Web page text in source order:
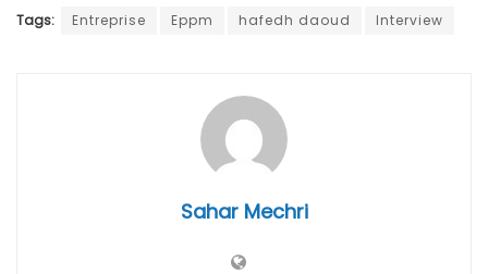
Tags: Entreprise Eppm hafedh daoud Interview
Sahar Mechri